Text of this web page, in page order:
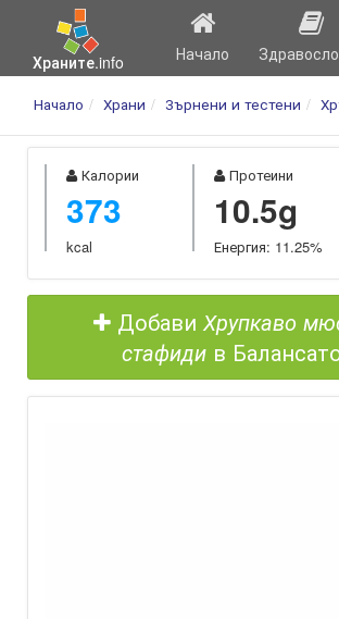
Храните.info Начало
Начало Храни Зърнени и тестени
Калории
373
kcal
Протеини
10.5g
Енергия: 11.25%
Добави Хрупкаво
стафиди в